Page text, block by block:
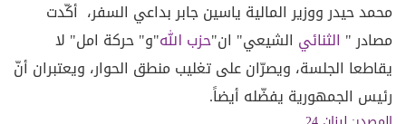
محمد حيدر ووزير المالية ياسين جابر بداعي السفر، أكّدت
مصادر " الثنائي الشيعي" ان"حزب الله"و" حركة امل" لا
يقاطعا الجلسة، ويصرّان على تغليب منطق الحوار، ويعتبران أنّ
رئيس الجمهورية يفضّله أيضاً.